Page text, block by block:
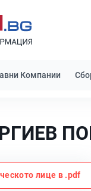
Компании
лице в .pdf